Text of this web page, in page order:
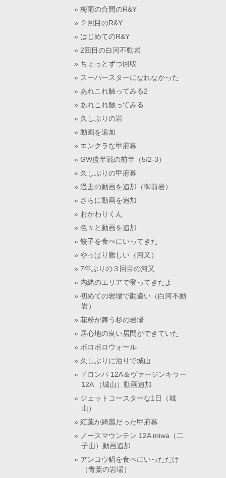
梅雨の合間のR&Y
２回目のR&Y
はじめてのR&Y
2回目の白河不動岩
ちょっとずつ回収
スーパースターになれなかった
あれこれ触ってみる2
あれこれ触ってみる
久しぶりの岩
動画を追加
エンクラな甲府幕
GW後半戦の前半（5/2-3）
久しぶりの甲府幕
過去の動画を追加（御前岩）
さらに動画を追加
おかわりくん
色々と動画を追加
餃子を食べにいってきた
やっぱり難しい（河又）
7年ぶりの３回目の河又
内緒のエリアで登ってきたよ
初めての岩場で勘違い（白河不動
岩）
花粉が舞う杉の岩場
居心地の良い居間ができていた
ボロボロウォール
久しぶりに泊りで城山
ドロンパ 12A＆ヴァージンキラー
12A （城山）動画追加
ジェットコースターな1日（城
山）
紅葉が綺麗だった甲府幕
ノースマウンテン 12A miwa（二
子山）動画追加
アンコウ鍋を食べにいっただけ
（青葉の岩場）